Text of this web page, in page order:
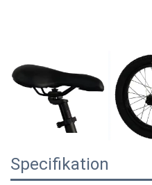
Specifikation